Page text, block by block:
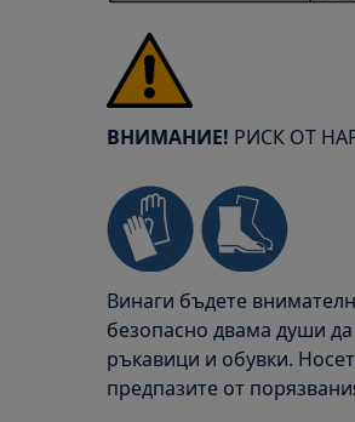
ВНИМАНИЕ! РИСК ОТ
Винаги бъдете
безопасно двама души
ръкавици и обувки.
предпазите от